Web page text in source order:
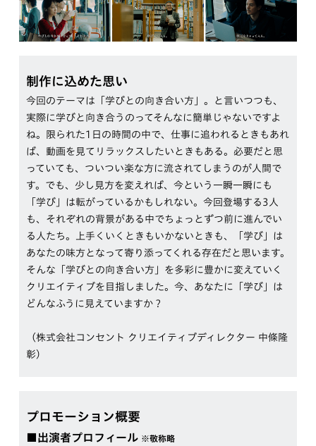
制作に込めた思い
今回のテーマは「学びとの向き合い方」。と言いつつも、
実際に学びと向き合うのってそんなに簡単じゃないですよ
ね。限られた1日の時間の中で、仕事に追われるときもあれ
ば、動画を見てリラックスしたいときもある。必要だと思
っていても、ついつい楽な方に流されてしまうのが人間で
す。でも、少し見方を変えれば、今という一瞬一瞬にも
「学び」は転がっているかもしれない。今回登場する3人
も、それぞれの背景がある中でちょっとずつ前に進んでい
る人たち。上手くいくときもいかないときも、「学び」は
あなたの味方となって寄り添ってくれる存在だと思います。
そんな「学びとの向き合い方」を多彩に豊かに変えていく
クリエイティブを目指しました。今、あなたに「学び」は
どんなふうに見えていますか？
（株式会社コンセント クリエイティブディレクター 中條隆
彰）
プロモーション概要
■出演者プロフィール ※敬称略